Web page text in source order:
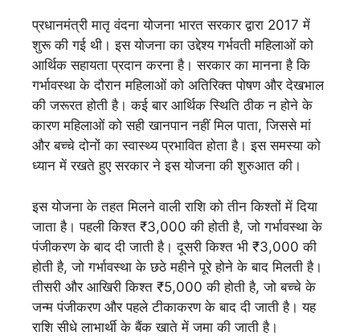
प्रधानमंत्री मातृ वंदना योजना भारत सरकार द्वारा 2017 में
शुरू की गई थी। इस योजना का उद्देश्य गर्भवती महिलाओं को
आर्थिक सहायता प्रदान करना है। सरकार का मानना है कि
गर्भावस्था के दौरान महिलाओं को अतिरिक्त पोषण और देखभाल
की जरूरत होती है। कई बार आर्थिक स्थिति ठीक न होने के
कारण महिलाओं को सही खानपान नहीं मिल पाता, जिससे मां
और बच्चे दोनों का स्वास्थ्य प्रभावित होता है। इस समस्या को
ध्यान में रखते हुए सरकार ने इस योजना की शुरुआत की।
इस योजना के तहत मिलने वाली राशि को तीन किश्तों में दिया
जाता है। पहली किश्त ₹3,000 की होती है, जो गर्भावस्था के
पंजीकरण के बाद दी जाती है। दूसरी किश्त भी ₹3,000 की
होती है, जो गर्भावस्था के छठे महीने पूरे होने के बाद मिलती है।
तीसरी और आखिरी किश्त ₹5,000 की होती है, जो बच्चे के
जन्म पंजीकरण और पहले टीकाकरण के बाद दी जाती है। यह
राशि सीधे लाभार्थी के बैंक खाते में जमा की जाती है।